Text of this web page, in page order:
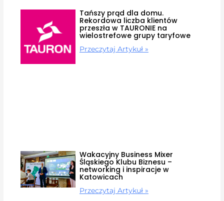
Tańszy prąd dla domu.
Rekordowa liczba klientów
przeszła w TAURONIE na
wielostrefowe grupy taryfowe
Przeczytaj Artykuł »
Wakacyjny Business Mixer
Śląskiego Klubu Biznesu –
networking i inspiracje w
Katowicach
Przeczytaj Artykuł »